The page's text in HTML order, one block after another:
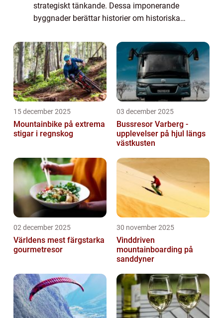
strategiskt tänkande. Dessa imponerande
byggnader berättar historier om historiska
15 december 2025
Mountainbike på extrema
stigar i regnskog
03 december 2025
Bussresor Varberg -
upplevelser på hjul längs
västkusten
02 december 2025
Världens mest färgstarka
gourmetresor
30 november 2025
Vinddriven
mountainboarding på
sanddyner